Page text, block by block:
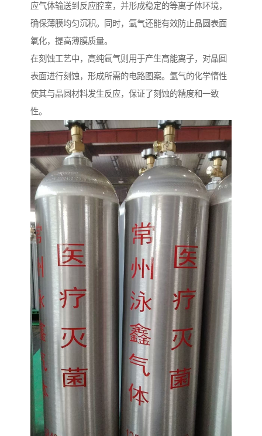
应气体输送到反应腔室，并形成稳定的等离子体环境，
确保薄膜均匀沉积。同时，氩气还能有效防止晶圆表面
氧化，提高薄膜质量。
在刻蚀工艺中，高纯氩气则用于产生高能离子，对晶圆
表面进行刻蚀，形成所需的电路图案。氩气的化学惰性
使其与晶圆材料发生反应，保证了刻蚀的精度和一致
性。